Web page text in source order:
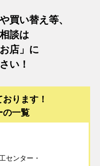
買い替え等、
談は
店」に
い！
ります！
の一覧
センター